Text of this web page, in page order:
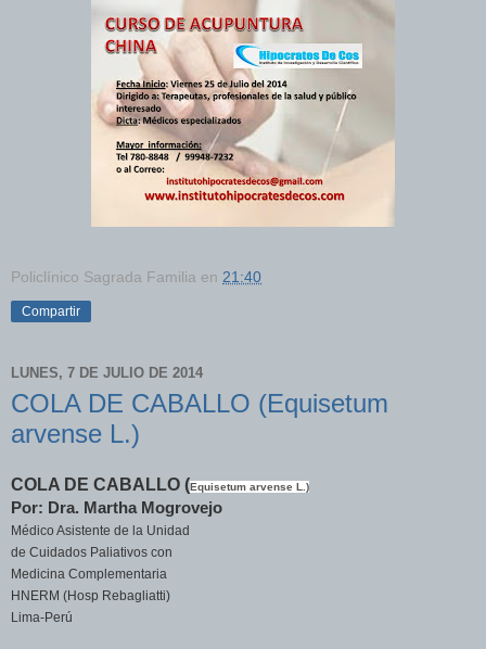
Policlínico Sagrada Familia en 21:40
Compartir
LUNES, 7 DE JULIO DE 2014
COLA DE CABALLO (Equisetum
arvense L.)
COLA DE CABALLO (Equisetum arvense L.)
Por: Dra. Martha Mogrovejo
Médico Asistente de la Unidad
de Cuidados Paliativos con
Medicina Complementaria
HNERM (Hosp Rebagliatti)
Lima-Perú